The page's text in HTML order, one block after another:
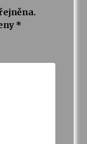
*